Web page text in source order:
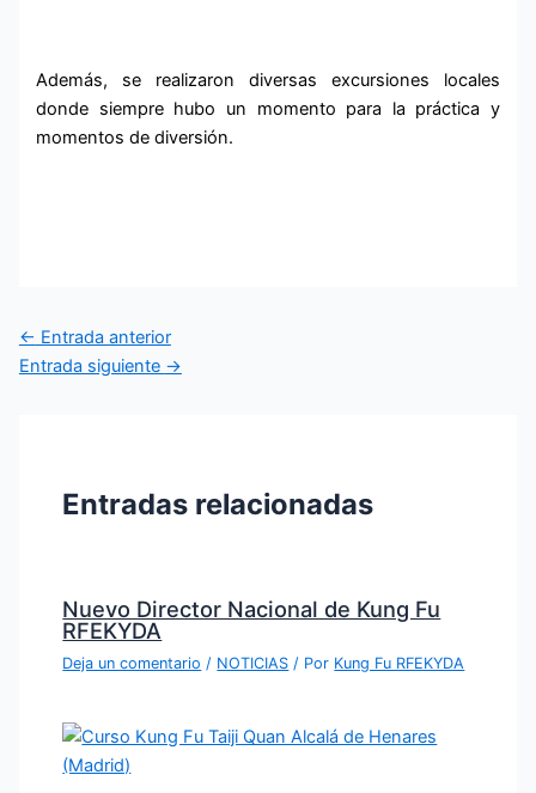
Además, se realizaron diversas excursiones locales
donde siempre hubo un momento para la práctica y
momentos de diversión.
← Entrada anterior
Entrada siguiente →
Entradas relacionadas
Nuevo Director Nacional de Kung Fu
RFEKYDA
Deja un comentario / NOTICIAS / Por Kung Fu RFEKYDA